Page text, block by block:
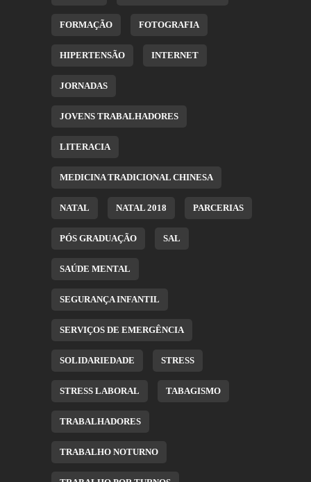
FORMAÇÃO FOTOGRAFIA
HIPERTENSÃO INTERNET
JORNADAS
JOVENS TRABALHADORES
LITERACIA
MEDICINA TRADICIONAL CHINESA
NATAL NATAL 2018 PARCERIAS
PÓS GRADUAÇÃO SAL
SAÚDE MENTAL
SEGURANÇA INFANTIL
SERVIÇOS DE EMERGÊNCIA
SOLIDARIEDADE STRESS
STRESS LABORAL TABAGISMO
TRABALHADORES
TRABALHO NOTURNO